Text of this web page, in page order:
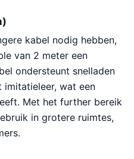
kabel nodig hebben,
van 2 meter een
ondersteunt snelladen
wat een
Met het further bereik
in grotere ruimtes,